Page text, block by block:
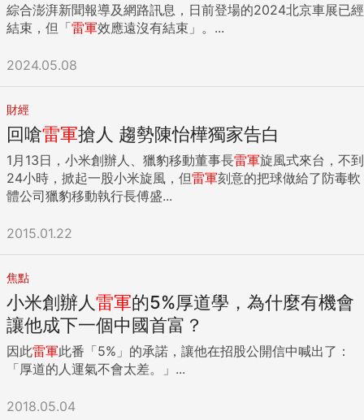
綜合澎湃新聞報導及網路訊息，日前登場的2024北京車展已經
結束，但「雷軍效應遠沒有結束」。...
2024.05.08
財經
回嗆雷軍搶人 趨勢陳怡樺獨家告白
1月13日，小米創辦人、獵豹移動董事長雷軍旋風式來台，不到
24小時，掀起一股小米旋風，但雷軍刻意的把球做給了防毒軟
體公司獵豹移動執行長傅盛...
2015.01.22
焦點
小米創辦人雷軍的5%厚道學，為什麼有機會
讓他成下一個中國首富？
因此雷軍此番「5%」的承諾，讓他在招股公開信中喊出了：
「厚道的人運氣不會太差。」...
2018.05.04